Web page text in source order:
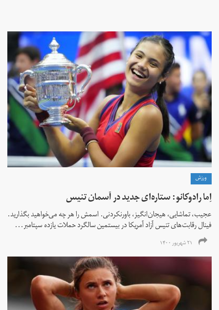
ورزش
اِما رادوکانو: ستاره‌ای جدید در آسمان تنیس
عجیب، تماشایی، هیجان‌انگیز، باورنکردنی. اسمش را هر چه می‌خواهید بگذارید.
فینال رقابت‌های تنیس آزاد آمریکا در بیستمین سالگرد حملات یازده سپتامبر...
۲۱ شهریور ۱۴۰۰